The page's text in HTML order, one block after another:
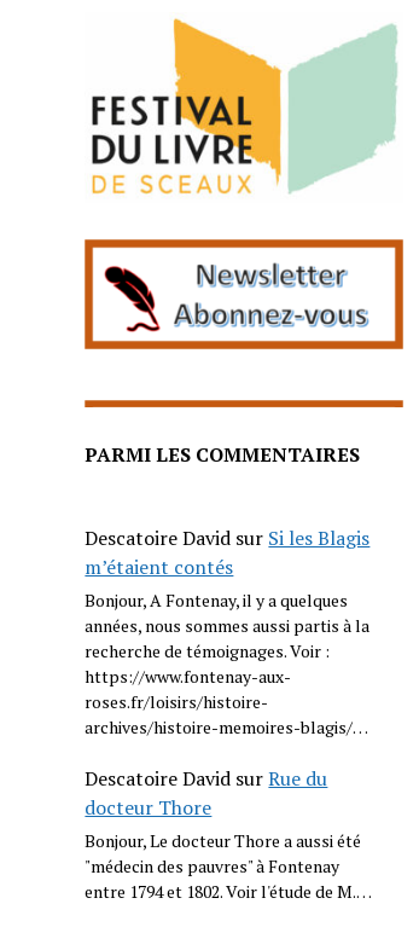
PARMI LES COMMENTAIRES
Descatoire David sur Si les Blagis
m’étaient contés
Bonjour, A Fontenay, il y a quelques
années, nous sommes aussi partis à la
recherche de témoignages. Voir :
https://www.fontenay-aux-
roses.fr/loisirs/histoire-
archives/histoire-memoires-blagis/…
Descatoire David surRue du
docteur Thore
Bonjour, Le docteur Thore a aussi été
"médecin des pauvres" à Fontenay
entre 1794 et 1802. Voir l'étude de M.…